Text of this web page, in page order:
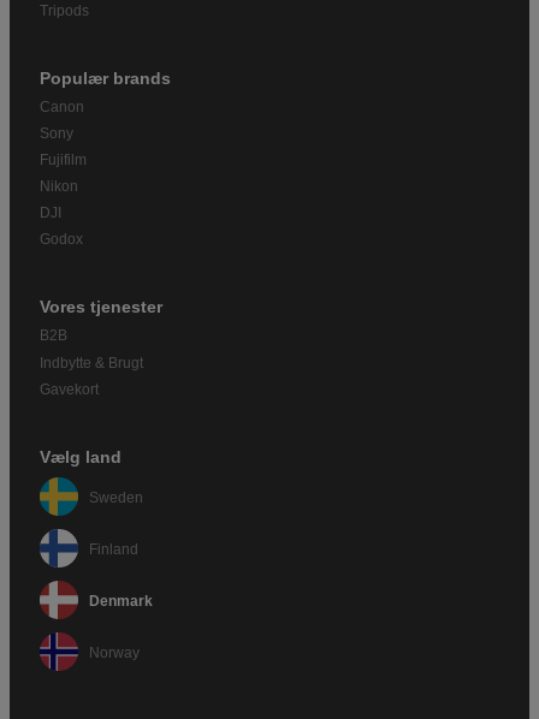
Tripods
Populær brands
Canon
Sony
Fujifilm
Nikon
DJI
Godox
Vores tjenester
B2B
Indbytte & Brugt
Gavekort
Vælg land
Sweden
Finland
Denmark
Norway